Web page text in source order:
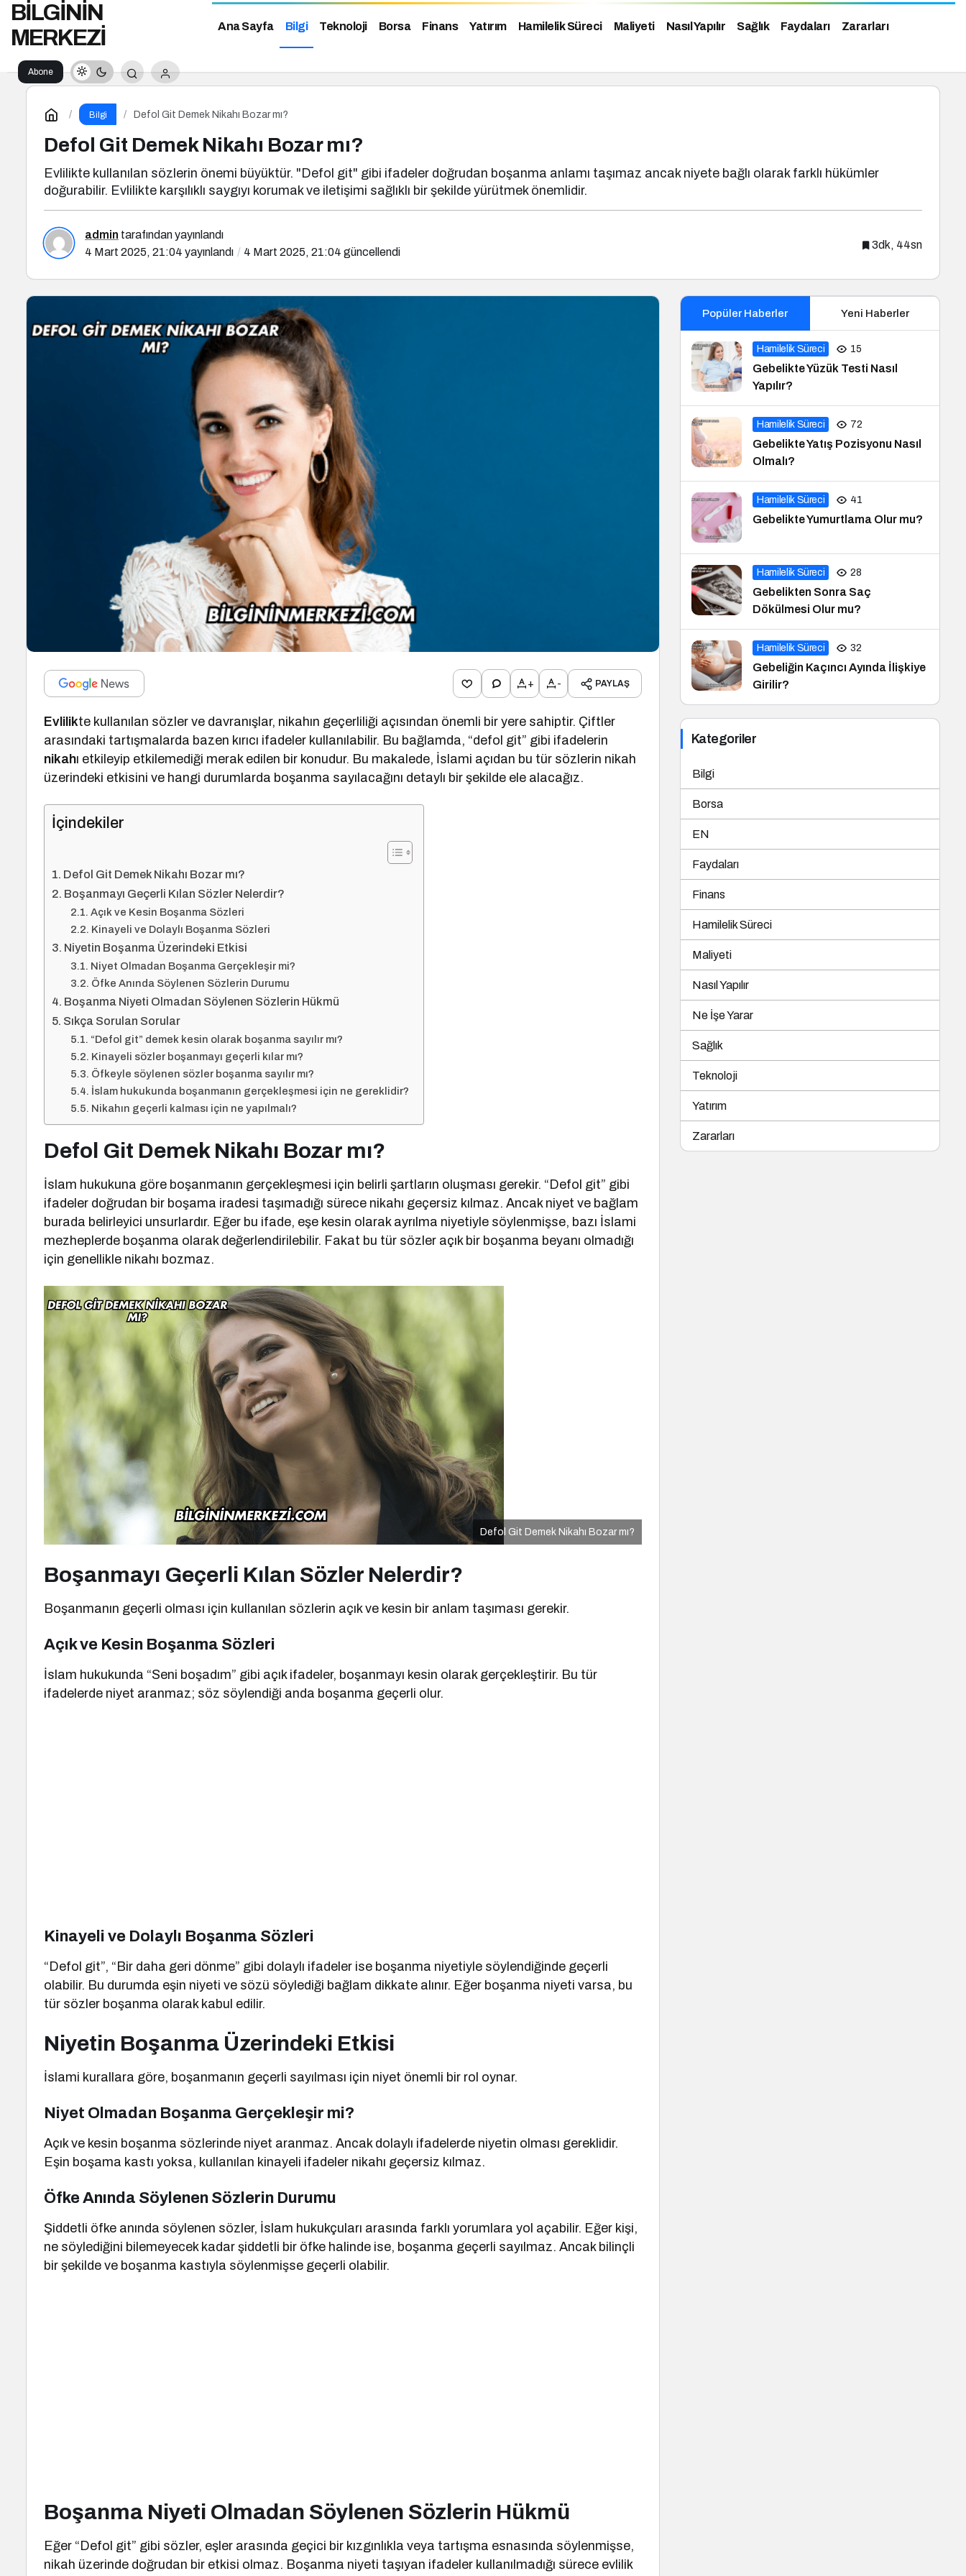
BİLGİNİN
MERKEZİ
Ana Sayfa Bilgi Teknoloji Borsa Finans Yatırım Hamilelik Süreci Maliyeti Nasıl Yapılır Sağlık Faydaları Zararları
Abone
Bilgi
Defol Git Demek Nikahı Bozar mı?
Defol Git Demek Nikahı Bozar mı?
Evlilikte kullanılan sözlerin önemi büyüktür. "Defol git" gibi ifadeler doğrudan boşanma anlamı taşımaz ancak niyete bağlı olarak farklı hükümler
doğurabilir. Evlilikte karşılıklı saygıyı korumak ve iletişimi sağlıklı bir şekilde yürütmek önemlidir.
admin tarafından yayınlandı
4 Mart 2025, 21:04 yayınlandı 4 Mart 2025, 21:04 güncellendi
3dk, 44sn
+ - PAYLAŞ
Evlilikte kullanılan sözler ve davranışlar, nikahın geçerliliği açısından önemli bir yere sahiptir. Çiftler
arasındaki tartışmalarda bazen kırıcı ifadeler kullanılabilir. Bu bağlamda, “defol git” gibi ifadelerin
nikahı etkileyip etkilemediği merak edilen bir konudur. Bu makalede, İslami açıdan bu tür sözlerin nikah
üzerindeki etkisini ve hangi durumlarda boşanma sayılacağını detaylı bir şekilde ele alacağız.
İçindekiler
Defol Git Demek Nikahı Bozar mı?
Boşanmayı Geçerli Kılan Sözler Nelerdir?
Açık ve Kesin Boşanma Sözleri
Kinayeli ve Dolaylı Boşanma Sözleri
Niyetin Boşanma Üzerindeki Etkisi
Niyet Olmadan Boşanma Gerçekleşir mi?
Öfke Anında Söylenen Sözlerin Durumu
Boşanma Niyeti Olmadan Söylenen Sözlerin Hükmü
Sıkça Sorulan Sorular
“Defol git” demek kesin olarak boşanma sayılır mı?
Kinayeli sözler boşanmayı geçerli kılar mı?
Öfkeyle söylenen sözler boşanma sayılır mı?
İslam hukukunda boşanmanın gerçekleşmesi için ne gereklidir?
Nikahın geçerli kalması için ne yapılmalı?
Defol Git Demek Nikahı Bozar mı?
İslam hukukuna göre boşanmanın gerçekleşmesi için belirli şartların oluşması gerekir. “Defol git” gibi
ifadeler doğrudan bir boşama iradesi taşımadığı sürece nikahı geçersiz kılmaz. Ancak niyet ve bağlam
burada belirleyici unsurlardır. Eğer bu ifade, eşe kesin olarak ayrılma niyetiyle söylenmişse, bazı İslami
mezheplerde boşanma olarak değerlendirilebilir. Fakat bu tür sözler açık bir boşanma beyanı olmadığı
için genellikle nikahı bozmaz.
Defol Git Demek Nikahı Bozar mı?
Boşanmayı Geçerli Kılan Sözler Nelerdir?
Boşanmanın geçerli olması için kullanılan sözlerin açık ve kesin bir anlam taşıması gerekir.
Açık ve Kesin Boşanma Sözleri
İslam hukukunda “Seni boşadım” gibi açık ifadeler, boşanmayı kesin olarak gerçekleştirir. Bu tür
ifadelerde niyet aranmaz; söz söylendiği anda boşanma geçerli olur.
Kinayeli ve Dolaylı Boşanma Sözleri
“Defol git”, “Bir daha geri dönme” gibi dolaylı ifadeler ise boşanma niyetiyle söylendiğinde geçerli
olabilir. Bu durumda eşin niyeti ve sözü söylediği bağlam dikkate alınır. Eğer boşanma niyeti varsa, bu
tür sözler boşanma olarak kabul edilir.
Niyetin Boşanma Üzerindeki Etkisi
İslami kurallara göre, boşanmanın geçerli sayılması için niyet önemli bir rol oynar.
Niyet Olmadan Boşanma Gerçekleşir mi?
Açık ve kesin boşanma sözlerinde niyet aranmaz. Ancak dolaylı ifadelerde niyetin olması gereklidir.
Eşin boşama kastı yoksa, kullanılan kinayeli ifadeler nikahı geçersiz kılmaz.
Öfke Anında Söylenen Sözlerin Durumu
Şiddetli öfke anında söylenen sözler, İslam hukukçuları arasında farklı yorumlara yol açabilir. Eğer kişi,
ne söylediğini bilemeyecek kadar şiddetli bir öfke halinde ise, boşanma geçerli sayılmaz. Ancak bilinçli
bir şekilde ve boşanma kastıyla söylenmişse geçerli olabilir.
Boşanma Niyeti Olmadan Söylenen Sözlerin Hükmü
Eğer “Defol git” gibi sözler, eşler arasında geçici bir kızgınlıkla veya tartışma esnasında söylenmişse,
nikah üzerinde doğrudan bir etkisi olmaz. Boşanma niyeti taşıyan ifadeler kullanılmadığı sürece evlilik
Popüler Haberler Yeni Haberler
Hamilelik Süreci 15
Gebelikte Yüzük Testi Nasıl
Yapılır?
Hamilelik Süreci 72
Gebelikte Yatış Pozisyonu Nasıl
Olmalı?
Hamilelik Süreci 41
Gebelikte Yumurtlama Olur mu?
Hamilelik Süreci 28
Gebelikten Sonra Saç
Dökülmesi Olur mu?
Hamilelik Süreci 32
Gebeliğin Kaçıncı Ayında İlişkiye
Girilir?
Kategoriler
Bilgi
Borsa
EN
Faydaları
Finans
Hamilelik Süreci
Maliyeti
Nasıl Yapılır
Ne İşe Yarar
Sağlık
Teknoloji
Yatırım
Zararları